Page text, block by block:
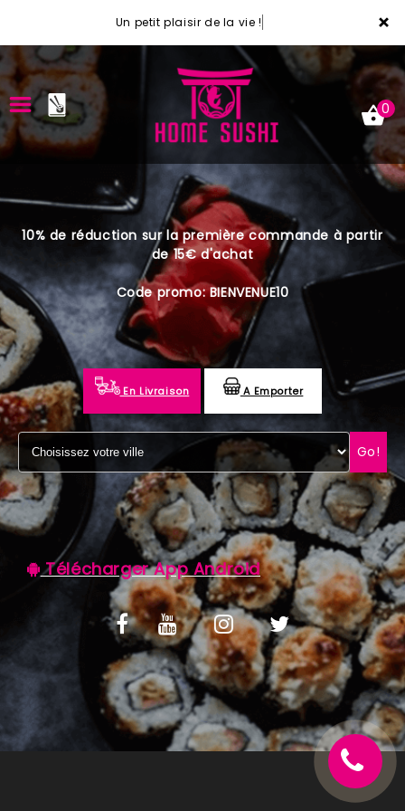
×
Un petit plaisir de la vie !
ACCUEIL
VOTRE COMPTE
NOTRE RESTAURANT
VOS AVIS
MENTIONS LÉGALES
C.G.V
0
10% de réduction sur la première commande à partir
de 15€ d'achat
Code promo: BIENVENUE10
En Livraison A Emporter
Go!
Télécharger App Android